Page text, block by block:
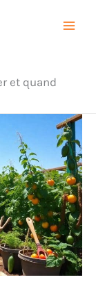
et quand